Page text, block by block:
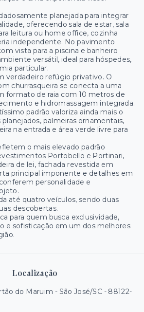
planejada para integrar
oferecendo sala de estar, sala
leitura ou home office, cozinha
independente. No pavimento
vista para a piscina e banheiro
versátil, ideal para hóspedes,
particular.
verdadeiro refúgio privativo. O
churrasqueira se conecta a uma
formato de raia com 10 metros de
e hidromassagem integrada.
padrão valoriza ainda mais o
palmeiras ornamentais,
na entrada e área verde livre para
o mais elevado padrão
Portobello e Portinari,
de lei, fachada revestida em
principal imponente e detalhes em
personalidade e
até quatro veículos, sendo duas
descobertas.
para quem busca exclusividade,
e sofisticação em um dos melhores
Localização
do Maruim - São José/SC - 88122-